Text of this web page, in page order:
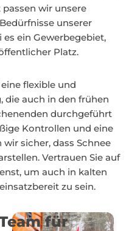
wir unsere
unserer
ein Gewerbegebiet,
Platz.
flexible und
die auch in den frühen
durchgeführt
Kontrollen und eine
sicher, dass Schnee
Vertrauen Sie auf
um auch in kalten
zu sein.
für